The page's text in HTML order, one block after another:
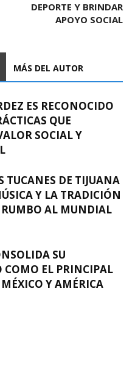
DEPORTE Y BRINDAR
APOYO SOCIAL
MÁS DEL AUTOR
ES RECONOCIDO
QUE
SOCIAL Y
TUCANES DE TIJUANA
Y LA TRADICIÓN
AL MUNDIAL
SU
COMO EL PRINCIPAL
MÉXICO Y AMÉRICA